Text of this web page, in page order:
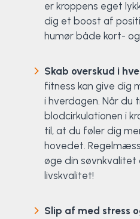
er kroppens eget
dig et boost af
humør både kort-
Skab overskud i
fitness kan give dig
i hverdagen. Når du
blodcirkulationen i
til, at du føler dig
hovedet.
øge din
livskvalitet!
Slip af med stress